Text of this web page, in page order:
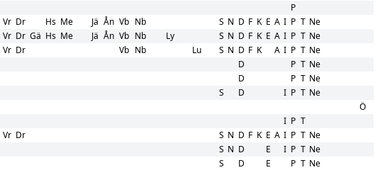
P
Vr Dr Hs Me Jä Ån Vb Nb S N D F K E A I P T Ne
Vr Dr Gä Hs Me Jä Ån Vb Nb Ly S N D F K E A I P T Ne
Vr Dr Vb Nb Lu S N D F K A I P T Ne
D P T Ne
D P T Ne
S D I P T Ne
Ö
I P T
Vr Dr S N D F K E A I P T Ne
S N D E I P T Ne
S D E P T Ne